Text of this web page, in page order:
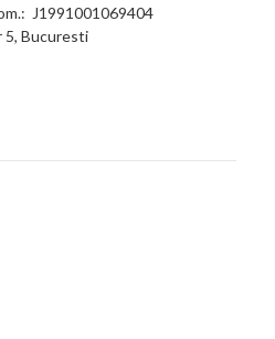
J1991001069404
5, Bucuresti